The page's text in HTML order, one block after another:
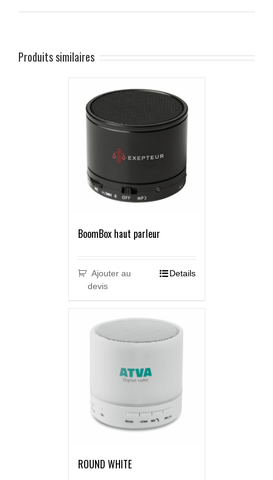
Produits similaires
BoomBox haut parleur
Ajouter au
devis
Details
ROUND WHITE